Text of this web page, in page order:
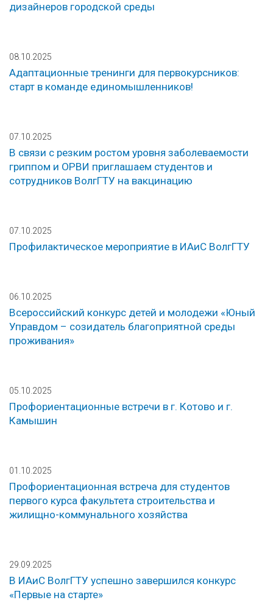
дизайнеров городской среды
08.10.2025
Адаптационные тренинги для первокурсников:
старт в команде единомышленников!
07.10.2025
В связи с резким ростом уровня заболеваемости
гриппом и ОРВИ приглашаем студентов и
сотрудников ВолгГТУ на вакцинацию
07.10.2025
Профилактическое мероприятие в ИАиС ВолгГТУ
06.10.2025
Всероссийский конкурс детей и молодежи «Юный
Управдом – созидатель благоприятной среды
проживания»
05.10.2025
Профориентационные встречи в г. Котово и г.
Камышин
01.10.2025
Профориентационная встреча для студентов
первого курса факультета строительства и
жилищно-коммунального хозяйства
29.09.2025
В ИАиС ВолгГТУ успешно завершился конкурс
«Первые на старте»